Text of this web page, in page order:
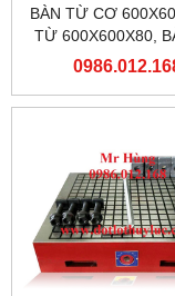
BÀN TỪ CƠ
TỪ 600X600X80,
MÁY PHAY